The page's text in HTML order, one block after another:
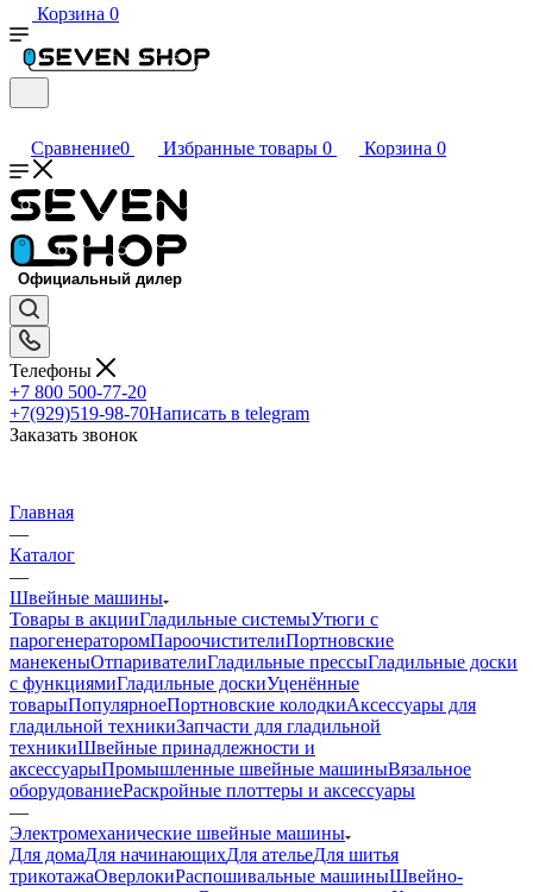
Корзина 0
Сравнение0 Избранные товары 0 Корзина 0
Телефоны
+7 800 500-77-20
+7(929)519-98-70Написать в telegram
Заказать звонок
Главная
—
Каталог
—
Швейные машины
Товары в акцииГладильные системыУтюги с
парогенераторомПароочистителиПортновские
манекеныОтпаривателиГладильные прессыГладильные доски
с функциямиГладильные доскиУценённые
товарыПопулярноеПортновские колодкиАксессуары для
гладильной техникиЗапчасти для гладильной
техникиШвейные принадлежности и
аксессуарыПромышленные швейные машиныВязальное
оборудованиеРаскройные плоттеры и аксессуары
—
Электромеханические швейные машины
Для домаДля начинающихДля ательеДля шитья
трикотажаОверлокиРаспошивальные машиныШвейно-